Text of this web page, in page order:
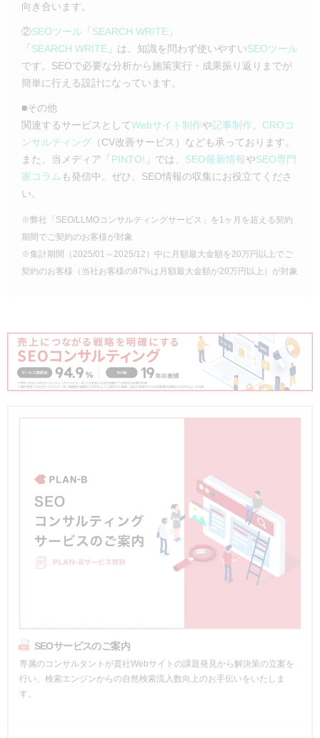
向き合います。
②SEOツール「 SEARCH WRITE」
「 SEARCH WRITE」は、知識を問わず使いやすいSEOツール
です。SEOで必要な分析から施策実行・成果振り返りまでが
簡単に行える設計になっています。
■その他
関連するサービスとしてWebサイト制作や記事制作、 CROコ
ンサルティング（CV改善サービス）なども承っております。
また、当メディア「 PINTO! 」では、 SEO最新情報やSEO専門
家コラム も発信中。ぜひ、SEO情報の収集にお役立てくださ
い。
※弊社「SEO/LLMOコンサルティングサービス」を1ヶ月を超える契約
期間でご契約のお客様が対象
※集計期間（2025/01～2025/12）中に月額最大金額を20万円以上でご
契約のお客様（当社お客様の87%は月額最大金額が20万円以上）が対象
SEOサービスのご案内
専属のコンサルタントが貴社Webサイトの課題発見から解決策の立案を
行い、検索エンジンからの自然検索流入数向上のお手伝いをいたしま
す。